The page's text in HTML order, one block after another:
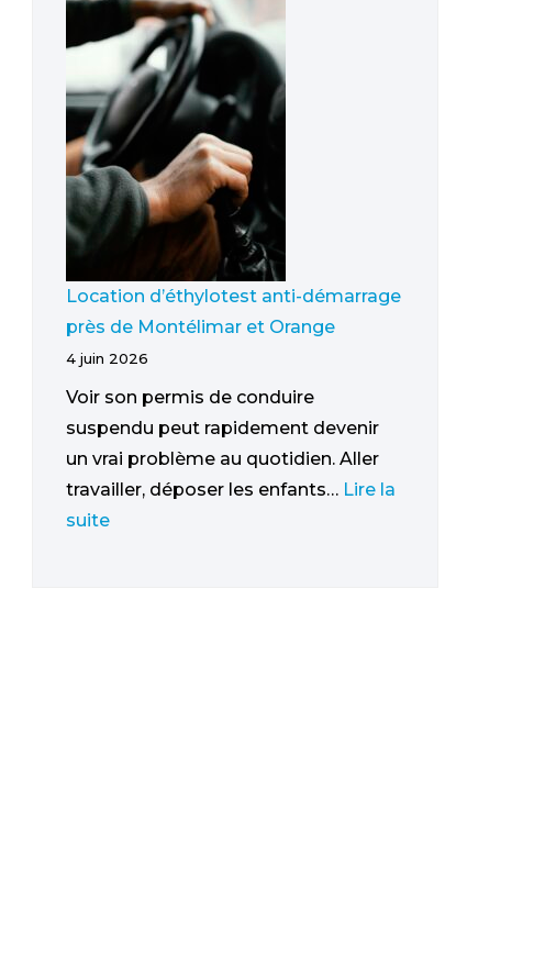
Location d’éthylotest anti-démarrage
près de Montélimar et Orange
4 juin 2026
Voir son permis de conduire
suspendu peut rapidement devenir
un vrai problème au quotidien. Aller
travailler, déposer les enfants… Lire la
suite